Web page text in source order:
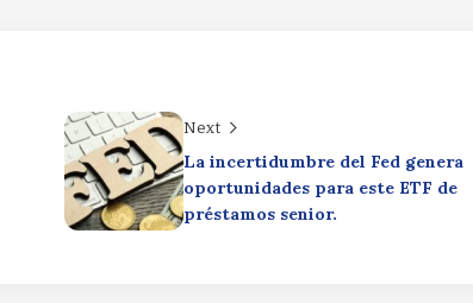
Next
La incertidumbre del Fed genera
oportunidades para este ETF de
préstamos senior.